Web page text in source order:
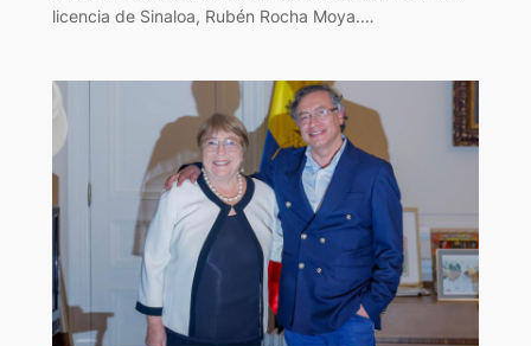
licencia de Sinaloa, Rubén Rocha Moya.…